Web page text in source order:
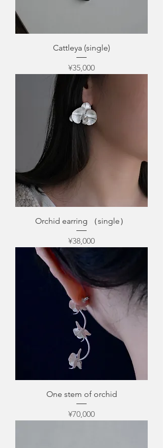
Cattleya (single)
Price
¥35,000
Orchid earring （single）
Price
¥38,000
One stem of orchid
Price
¥70,000